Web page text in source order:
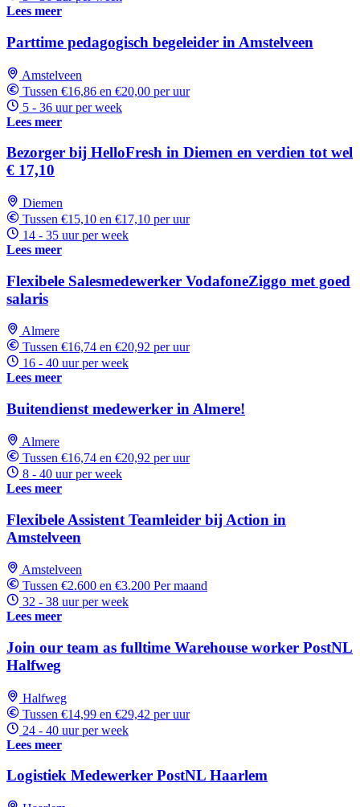
Lees meer
Parttime pedagogisch begeleider in Amstelveen
Amstelveen
Tussen €16,86 en €20,00 per uur
5 - 36 uur per week
Lees meer
Bezorger bij HelloFresh in Diemen en verdien tot wel
€ 17,10
Diemen
Tussen €15,10 en €17,10 per uur
14 - 35 uur per week
Lees meer
Flexibele Salesmedewerker VodafoneZiggo met goed
salaris
Almere
Tussen €16,74 en €20,92 per uur
16 - 40 uur per week
Lees meer
Buitendienst medewerker in Almere!
Almere
Tussen €16,74 en €20,92 per uur
8 - 40 uur per week
Lees meer
Flexibele Assistent Teamleider bij Action in
Amstelveen
Amstelveen
Tussen €2.600 en €3.200 Per maand
32 - 38 uur per week
Lees meer
Join our team as fulltime Warehouse worker PostNL
Halfweg
Halfweg
Tussen €14,99 en €29,42 per uur
24 - 40 uur per week
Lees meer
Logistiek Medewerker PostNL Haarlem